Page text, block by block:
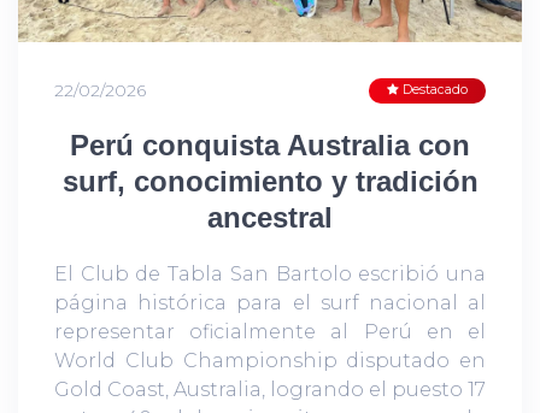
22/02/2026 Destacado
Perú conquista Australia con
surf, conocimiento y tradición
ancestral
El Club de Tabla San Bartolo escribió una
página histórica para el surf nacional al
representar oficialmente al Perú en el
World Club Championship disputado en
Gold Coast, Australia, logrando el puesto 17